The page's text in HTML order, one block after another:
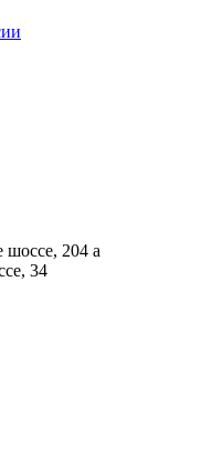
204 а
34